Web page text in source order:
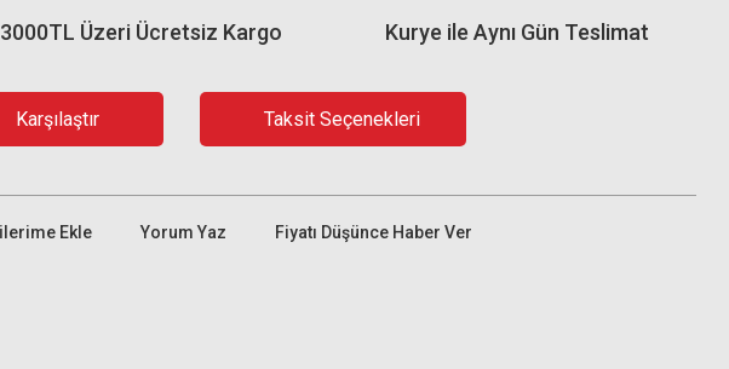
Kurye ile Aynı Gün Teslimat
3000TL Üzeri Ücretsiz Kargo
Karşılaştır Taksit Seçenekleri
Yorum Yaz Fiyatı Düşünce Haber Ver